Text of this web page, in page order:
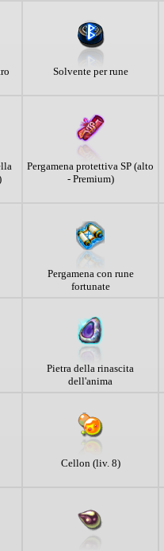
Solvente per rune
Pergamena protettiva SP (alto
- Premium)
Pergamena con rune
fortunate
Pietra della rinascita
dell'anima
Cellon (liv. 8)